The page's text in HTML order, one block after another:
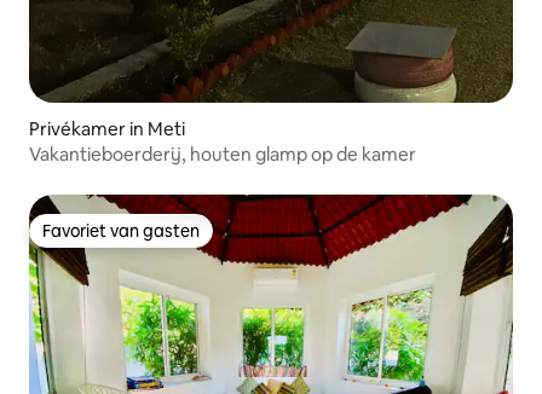
Privékamer in Meti
Vakantieboerderij, houten glamp op de kamer
Favoriet van gasten
Favoriet van gasten